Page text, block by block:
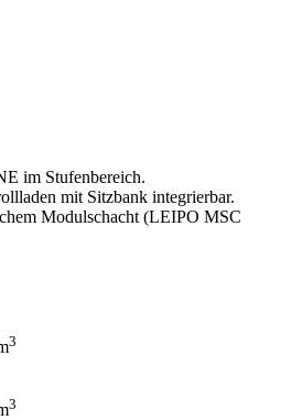
im Stufenbereich.
mit Sitzbank integrierbar.
Modulschacht (LEIPO MSC
3
3